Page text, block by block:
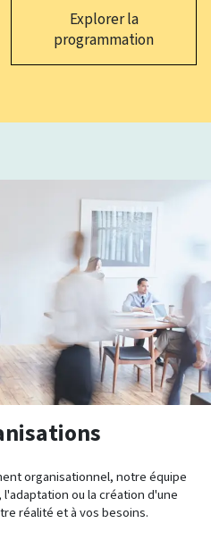
Explorer la
programmation
organisationnel, notre équipe
ou la création d'une
réalité et à vos besoins.